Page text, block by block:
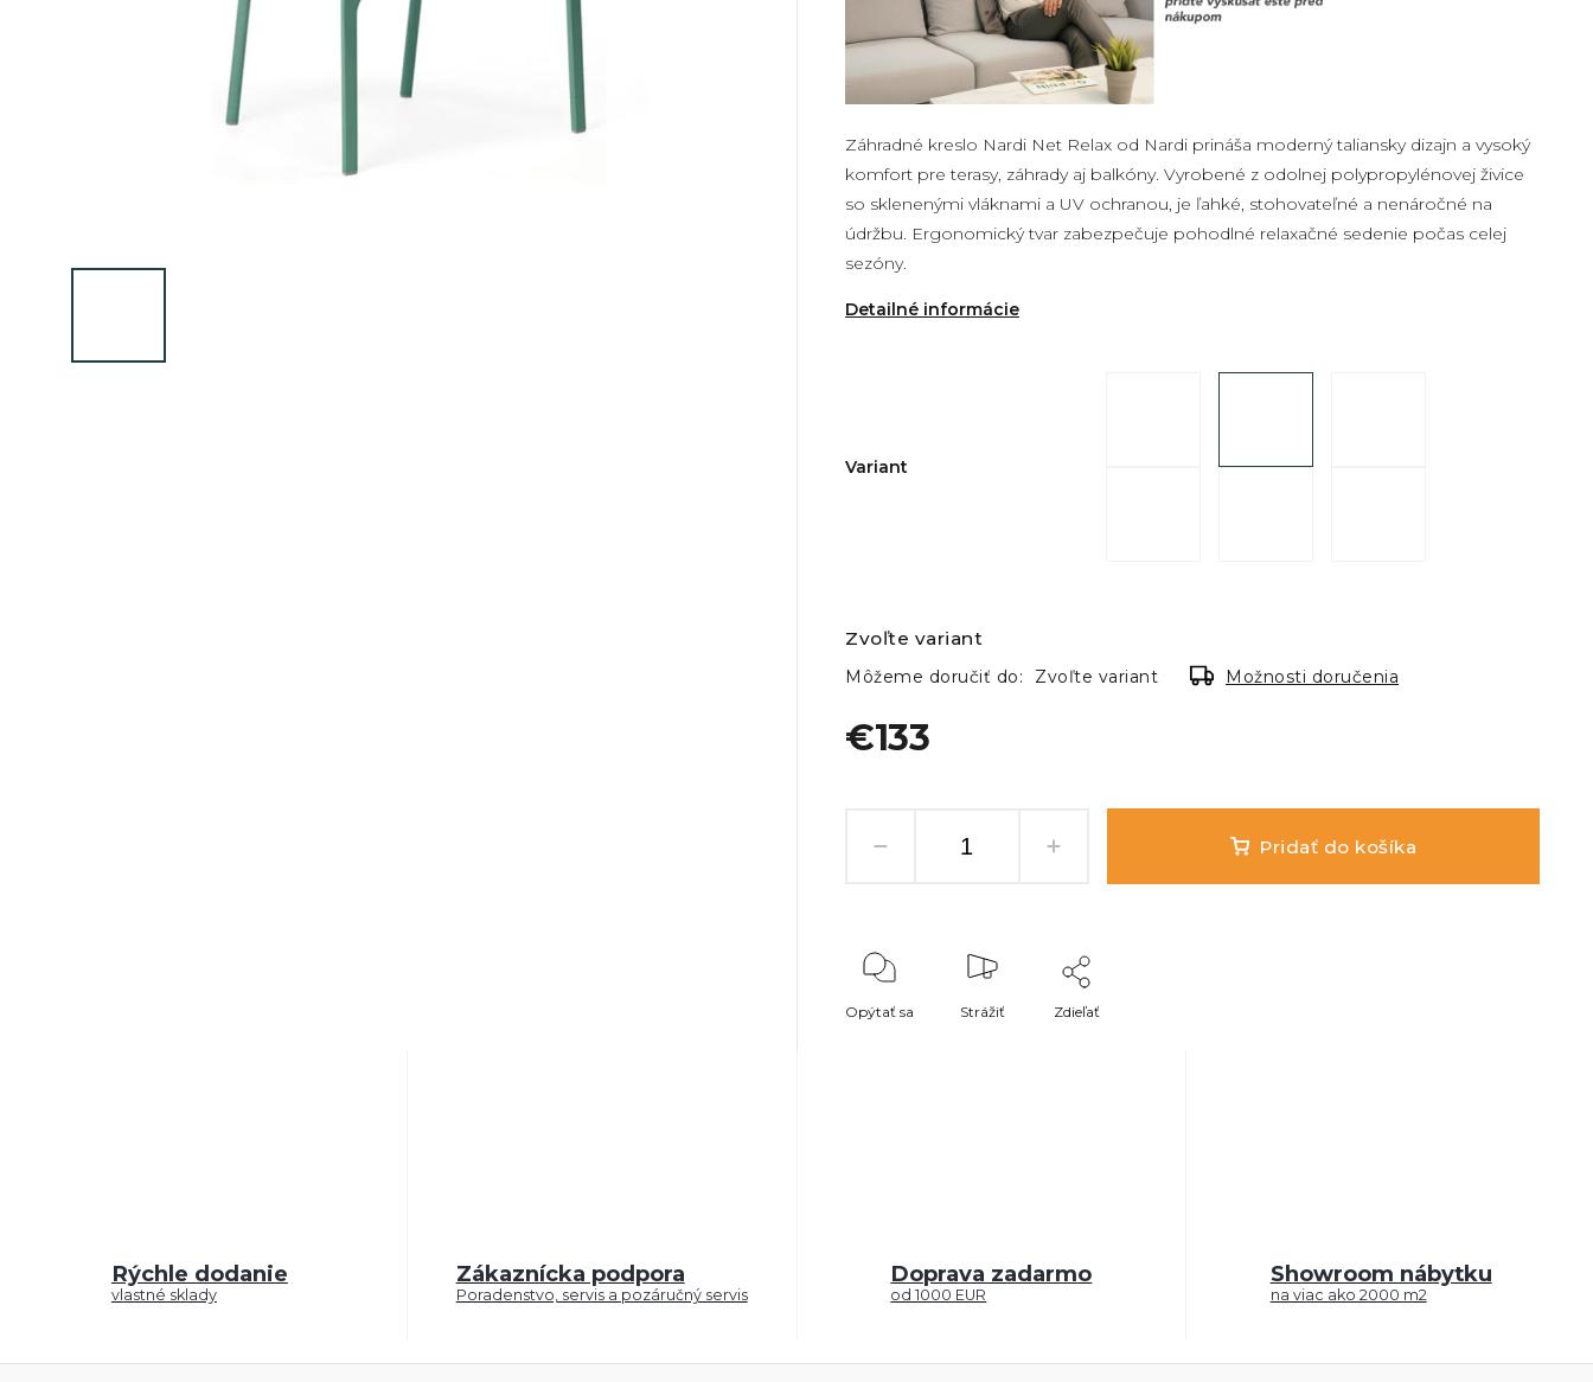
Záhradné kreslo Nardi Net Relax od Nardi prináša moderný taliansky dizajn a vysoký
komfort pre terasy, záhrady aj balkóny. Vyrobené z odolnej polypropylénovej živice
so sklenenými vláknami a UV ochranou, je ľahké, stohovateľné a nenáročné na
údržbu. Ergonomický tvar zabezpečuje pohodlné relaxačné sedenie počas celej
sezóny.
Detailné informácie
Variant
€133
Zvoľte variant
Môžeme doručiť do: Zvoľte variant Možnosti doručenia
Pridať do košíka
Opýtať sa Strážiť Zdieľať
Rýchle dodanie
vlastné sklady
Zákaznícka podpora
Poradenstvo, servis a pozáručný servis
Doprava zadarmo
od 1000 EUR
Showroom nábytku
na viac ako 2000 m2